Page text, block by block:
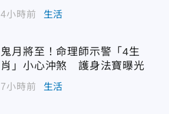
4小時前 生活
鬼月將至！命理師示警「4生
肖」小心沖煞 護身法寶曝光
7小時前 生活